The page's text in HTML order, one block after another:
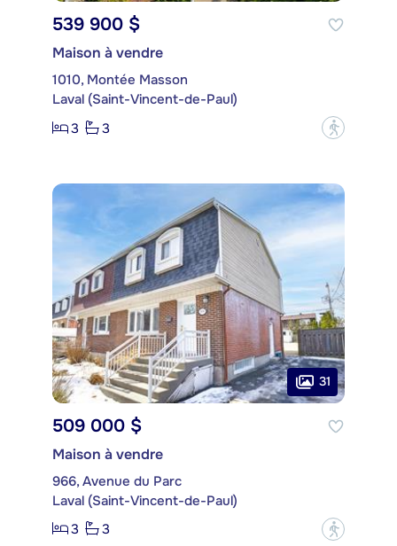
539 900 $
Maison à vendre
1010, Montée Masson
Laval (Saint-Vincent-de-Paul)
3
3 ?
31
509 000 $
Maison à vendre
966, Avenue du Parc
Laval (Saint-Vincent-de-Paul)
3
3 ?